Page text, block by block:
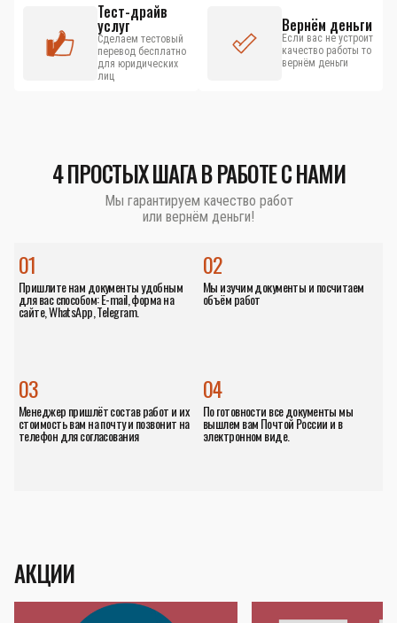
Тест-драйв
услуг
Сделаем тестовый
перевод бесплатно
для юридических
лиц
Вернём деньги
Если вас не устроит
качество работы то
вернём деньги
4 ПРОСТЫХ ШАГА В РАБОТЕ С НАМИ
Мы гарантируем качество работ
или вернём деньги!
01
Пришлите нам документы удобным
для вас способом: E-mail, форма на
сайте, WhatsApp, Telegram.
02
Мы изучим документы и посчитаем
объём работ
04
По готовности все документы мы
вышлем вам Почтой России и в
электронном виде.
03
Менеджер пришлёт состав работ и их
стоимость вам на почту и позвонит на
телефон для согласования
АКЦИИ